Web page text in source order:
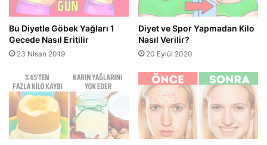
Bu Diyetle Göbek Yağları 1
Gecede Nasıl Eritilir
23 Nisan 2019
Diyet ve Spor Yapmadan Kilo
Nasıl Verilir?
20 Eylül 2020